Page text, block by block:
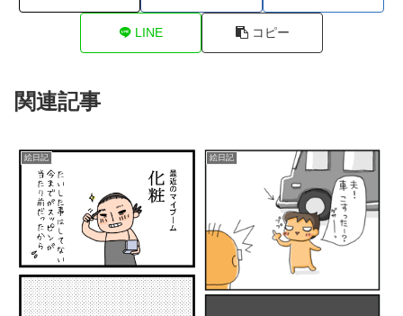
LINE コピー
関連記事
絵日記 絵日記